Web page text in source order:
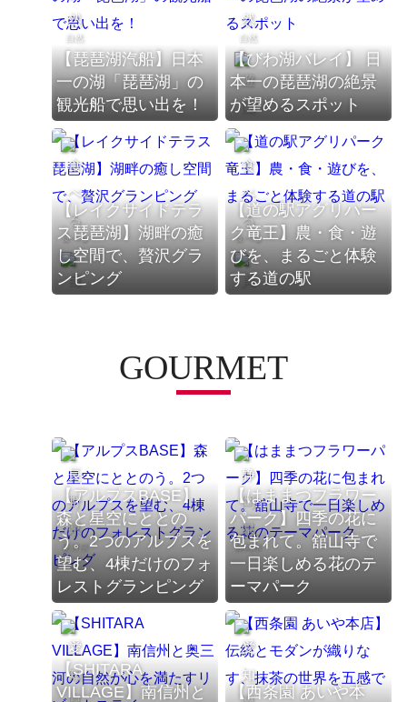
自然
【琵琶湖汽船】日本
一の湖「琵琶湖」の
観光船で思い出を！
自然
遊園地
【びわ湖バレイ】 日
本一の琵琶湖の絶景
が望めるスポット
食べる
温泉
【レイクサイドテラ
ス琵琶湖】湖畔の癒
し空間で、贅沢グラ
ンピング
食べる
動物園
体験
【道の駅アグリパー
ク竜王】農・食・遊
びを、まるごと体験
する道の駅
GOURMET
長野県
【アルプスBASE】
森と星空にととの
う。2つのアルプスを
望む、4棟だけのフォ
レストグランピング
静岡県
【はままつフラワー
パーク】四季の花に
包まれて。舘山寺で
一日楽しめる花のテ
ーマパーク
【SHITARA
VILLAGE】南信州と
【西条園 あいや本